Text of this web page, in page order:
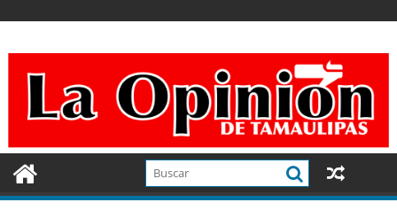
contenido